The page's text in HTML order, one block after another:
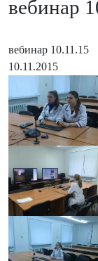
вебинар
вебинар 10.11.15
10.11.2015